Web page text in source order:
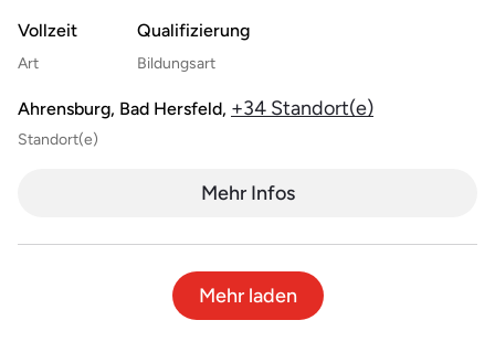
Vollzeit
Art
Qualifizierung
Bildungsart
Ahrensburg, Bad Hersfeld, +34 Standort(e)
Standort(e)
Mehr Infos
Mehr laden